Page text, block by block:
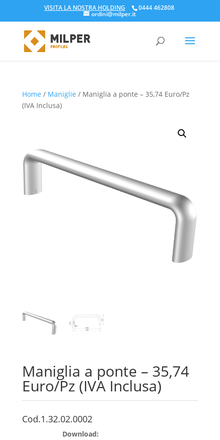
VISITA LA NOSTRA HOLDING 0444 462808
ordini@milper.it
Products
search
Home / Maniglie / Maniglia a ponte – 35,74 Euro/Pz
(IVA Inclusa)
Maniglia a ponte – 35,74
Euro/Pz (IVA Inclusa)
Cod.1.32.02.0002
Download: